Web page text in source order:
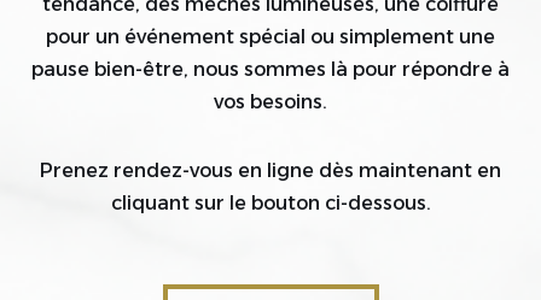
pour un événement spécial ou simplement une
pause bien-être, nous sommes là pour répondre à
vos besoins.
Prenez rendez-vous en ligne dès maintenant en
cliquant sur le bouton ci-dessous.